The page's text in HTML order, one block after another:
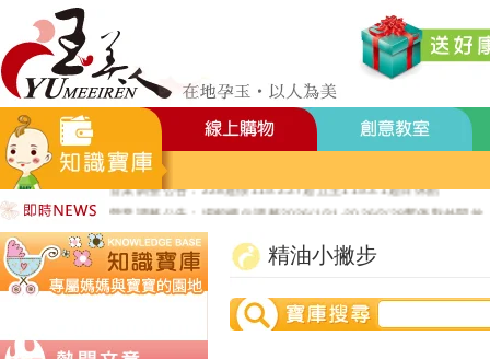
好YUN香隨束口袋DIY2026-8月活動報名
營業調整公告：員工教育訓練115.8.1週六全館不對外開放
營業調整公告：115.7.18週六至115.7.19週日休館
營業調整公告：端午連假115.6.19週五至115.6.21週日休館
營業調整公告：五一勞動節連假115.5.1週五至115.5.4週一休館
營業調整公告：兒童節/清明連假115.4.3週五至115.4.6週一休館
營業調整公告：場館櫃位調整2026/1/31-2026/2/28暫停對外開放
公司總機服務專線02-89669762
玉美人，竭誠歡迎您的加入~新加入會員送購物金100元~
玉美人.板橋門市.觀光工廠歡迎大家使用國民旅遊卡消費!
精油小撇步